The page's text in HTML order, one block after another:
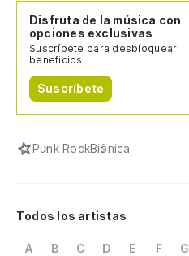
Disfruta de la música con
opciones exclusivas
Suscríbete para desbloquear
beneficios.
Suscríbete
Punk RockBiônica
Todos los artistas
A B C D E F G